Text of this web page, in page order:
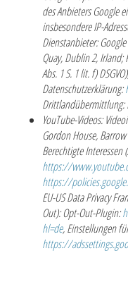
des Anbieters Google
insbesondere IP-
Dienstanbieter:Google
Quay, Dublin 2, Irland;
Abs. 1 S. 1 lit. f)
Datenschutzerklärung:
Drittlandübermittlung:
YouTube-Videos:
Gordon House,
Berechtigte Interessen
https://
https://
EU-US Data Privacy
Out):Opt-Out-Plugin:
hl=de, Einstellungen
https://